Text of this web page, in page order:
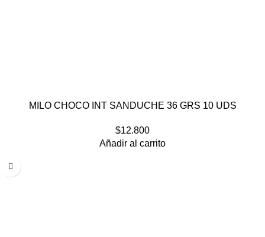
MILO CHOCO INT SANDUCHE 36 GRS 10 UDS
$12.800
Añadir al carrito